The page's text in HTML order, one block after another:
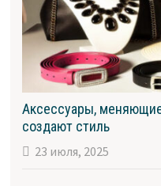
Аксессуары,
создают стиль
23 июля, 2025